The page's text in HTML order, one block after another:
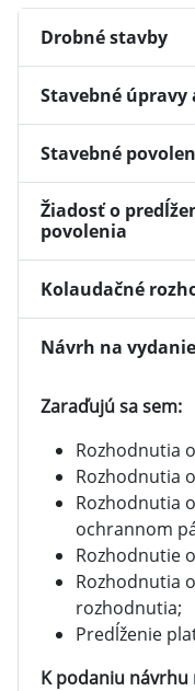
Drobné stavby
Stavebné úpravy
Stavebné
Žiadosť o
povolenia
Kolaudačné
Návrh na
Zaraďujú sa sem:
Rozhodnutia
Rozhodnutia
Rozhodnutia
ochrannom
Rozhodnutie
Rozhodnutia
rozhodnutia;
Predĺženie
K podaniu návrhu